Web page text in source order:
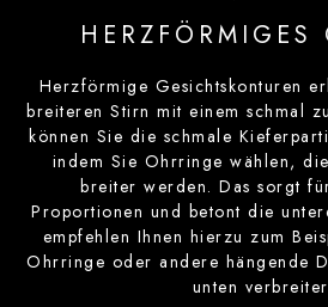
HERZFÖRMIGES
Herzförmige Gesichtskonturen
breiteren Stirn mit einem schmal
können Sie die schmale
indem Sie Ohrringe wählen,
breiter werden. Das sorgt
Proportionen und betont die
empfehlen Ihnen hierzu zum
Ohrringe oder andere hängende
unten